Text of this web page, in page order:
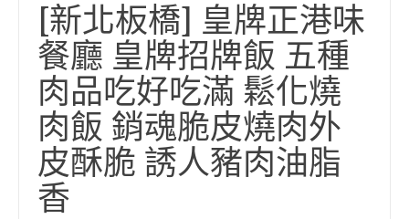
[新北板橋] 皇牌正港味
餐廳 皇牌招牌飯 五種
肉品吃好吃滿 鬆化燒
肉飯 銷魂脆皮燒肉外
皮酥脆 誘人豬肉油脂
香